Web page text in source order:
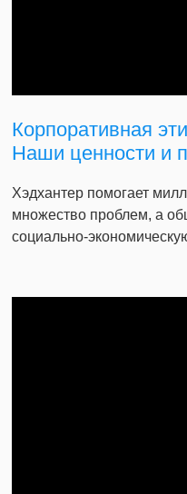
Корпоративная
Наши ценности и
Хэдхантер помогает
множество проблем, а
социально-